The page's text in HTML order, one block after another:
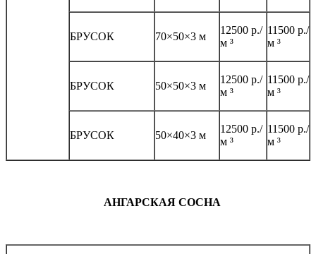
БРУСОК 70×50×3 м
12500 р./
м ³
11500 р./
м ³
БРУСОК 50×50×3 м
12500 р./
м ³
11500 р./
м ³
БРУСОК 50×40×3 м
12500 р./
м ³
11500 р./
м ³
АНГАРСКАЯ СОСНА